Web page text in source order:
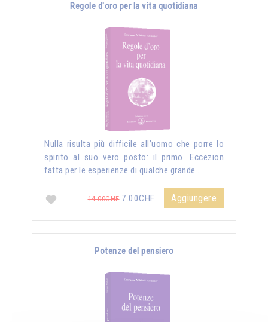
Regole d'oro per la vita quotidiana
Nulla risulta più difficile all’uomo che porre lo
spirito al suo vero posto: il primo. Eccezion
fatta per le esperienze di qualche grande …
14.00CHF7.00CHF Aggiungere
Potenze del pensiero